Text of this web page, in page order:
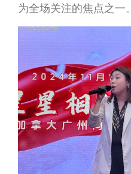
为全场关注的焦点之一。